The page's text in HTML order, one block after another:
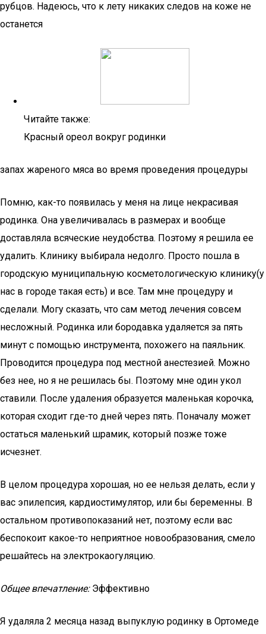
рубцов. Надеюсь, что к лету никаких следов на коже не
останется
Читайте также:
Красный ореол вокруг родинки
запах жареного мяса во время проведения процедуры
Помню, как-то появилась у меня на лице некрасивая
родинка. Она увеличивалась в размерах и вообще
доставляла всяческие неудобства. Поэтому я решила ее
удалить. Клинику выбирала недолго. Просто пошла в
городскую муниципальную косметологическую клинику(у
нас в городе такая есть) и все. Там мне процедуру и
сделали. Могу сказать, что сам метод лечения совсем
несложный. Родинка или бородавка удаляется за пять
минут с помощью инструмента, похожего на паяльник.
Проводится процедура под местной анестезией. Можно
без нее, но я не решилась бы. Поэтому мне один укол
ставили. После удаления образуется маленькая корочка,
которая сходит где-то дней через пять. Поначалу может
остаться маленький шрамик, который позже тоже
исчезнет.
В целом процедура хорошая, но ее нельзя делать, если у
вас эпилепсия, кардиостимулятор, или бы беременны. В
остальном противопоказаний нет, поэтому если вас
беспокоит какое-то неприятное новообразования, смело
решайтесь на электрокаогуляцию.
Общее впечатление:Эффективно
Я удаляла 2 месяца назад выпуклую родинку в Ортомеде